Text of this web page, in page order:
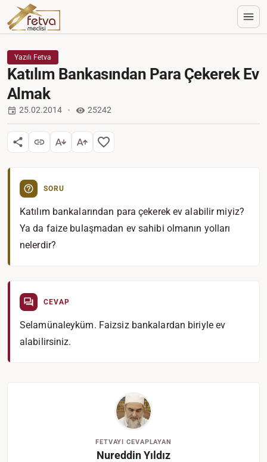
Yazılı Fetva
Katılım Bankasından Para Çekerek Ev
Almak
25.02.2014 25242
SORU
Katılım bankalarından para çekerek ev alabilir miyiz?
Ya da faize bulaşmadan ev sahibi olmanın yolları
nelerdir?
CEVAP
Selamünaleyküm. Faizsiz bankalardan biriyle ev
alabilirsiniz.
FETVAYI CEVAPLAYAN
Nureddin Yıldız